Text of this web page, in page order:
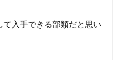
入手できる部類だと思い